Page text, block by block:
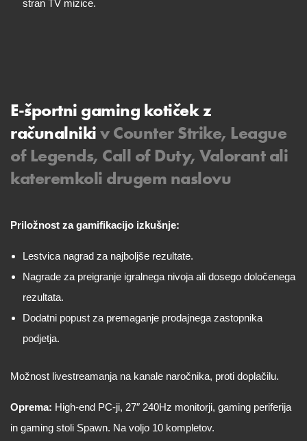
stran TV mizice.
E-športni gaming kotiček z
računalnikiv Counter Strike, League
of Legends, Call of Duty, Valorant ali
kateremkoli drugem naslovu
Priložnost za gamifikacijo izkušnje:
Lestvica nagrad za najboljše rezultate.
Nagrade za preigranje igralnega nivoja ali dosego določenega
rezultata.
Dodatni popust za premaganje prodajnega zastopnika
podjetja.
Možnost livestreamanja na kanale naročnika, proti doplačilu.
Oprema: High-end PC-ji, 27″ 240Hz monitorji, gaming periferija
in gaming stoli Spawn. Na voljo 10 kompletov.